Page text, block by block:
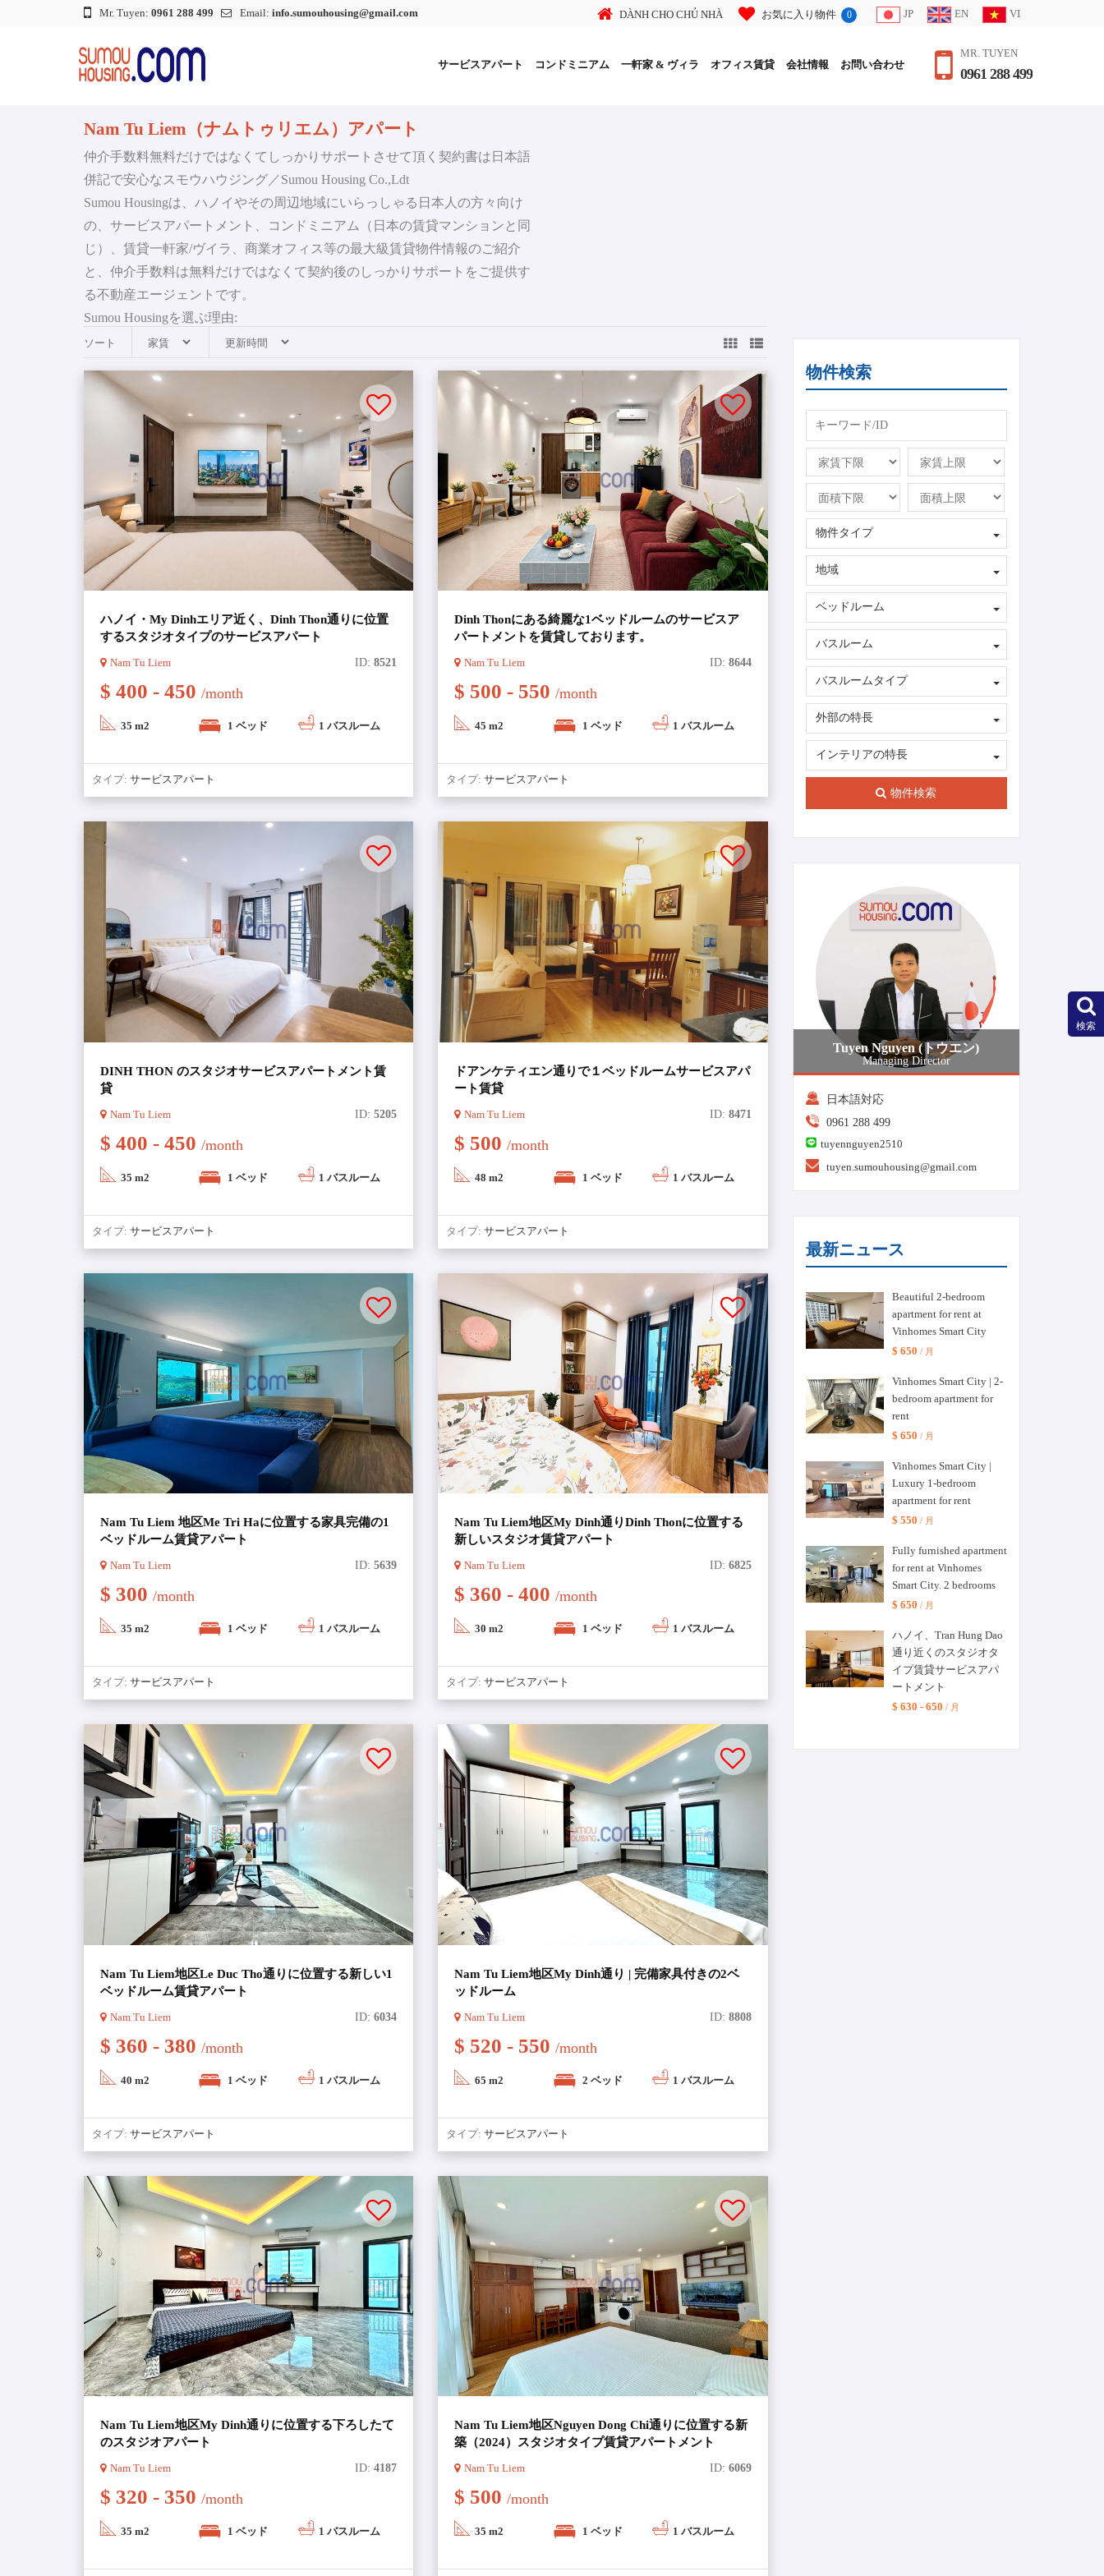
Mr. Tuyen: 0961 288 499 Email: info.sumouhousing@gmail.com DÀNH CHO CHỦ NHÀ お気に入り物件 0 JP EN VI
MR. TUYEN
0961 288 499
サービスアパート コンドミニアム 一軒家 & ヴィラ オフィス賃貸 会社情報 お問い合わせ
Nam Tu Liem（ナムトゥリエム）アパート
仲介手数料無料だけではなくてしっかりサポートさせて頂く契約書は日本語
併記で安心なスモウハウジング／Sumou Housing Co.,Ldt
Sumou Housingは、ハノイやその周辺地域にいらっしゃる日本人の方々向け
の、サービスアパートメント、コンドミニアム（日本の賃貸マンションと同
じ）、賃貸一軒家/ヴイラ、商業オフィス等の最大級賃貸物件情報のご紹介
と、仲介手数料は無料だけではなくて契約後のしっかりサポートをご提供す
る不動産エージェントです。
Sumou Housingを選ぶ理由:
＊ 親身になってサポート致します
善を尽くすことをお約束いたします。エージェントは全員日本語での対応が
可能です。
＊ ご案内から入居･契約更新･退去まで24時間でサポート致します
＊ 私共は、お客様のニーズとご予算に見合った、ハノイとその周辺地域の最
新不動産情報をご用意しております。毎日新しい物件を追加しています。
＊ 長い期間日本に住んでいましたので日本人の考えやご希望はよく分かって
いるエージェントチームです。
＊ 特に契約書の内容は日本人のために日本語版とベトナム語版で安全・安心
✔ 最新の賃貸サービスアパートメント
✔ 最新の賃貸高級アパートメント
✔ 最新のワンルーム賃貸（Studioタイプ）
✔ 最新の賃貸一軒家・ヴィラ
✔ 最新の賃貸オフィス
ソート
ハノイ・My Dinhエリア近く、Dinh Thon通りに位置
するスタジオタイプのサービスアパート
Nam Tu Liem ID:8521
$ 400 - 450 /month
35 m2 1 ベッド 1 バスルーム
タイプ: サービスアパート
Dinh Thonにある綺麗な1ベッドルームのサービスア
パートメントを賃貸しております。
Nam Tu Liem ID: 8644
$ 500 - 550/month
45 m2 1 ベッド 1 バスルーム
タイプ:サービスアパート
DINH THON のスタジオサービスアパートメント賃
貸
Nam Tu Liem ID:5205
$ 400 - 450 /month
35 m2 1 ベッド 1 バスルーム
タイプ: サービスアパート
ドアンケティエン通りで１ベッドルームサービスアパ
ート賃貸
Nam Tu Liem ID: 8471
$ 500/month
48 m2 1 ベッド 1 バスルーム
タイプ:サービスアパート
Nam Tu Liem 地区Me Tri Haに位置する家具完備の1
ベッドルーム賃貸アパート
Nam Tu Liem ID:5639
$ 300 /month
35 m2 1 ベッド 1 バスルーム
タイプ: サービスアパート
Nam Tu Liem地区My Dinh通りDinh Thonに位置する
新しいスタジオ賃貸アパート
Nam Tu Liem ID: 6825
$ 360 - 400/month
30 m2 1 ベッド 1 バスルーム
タイプ:サービスアパート
Nam Tu Liem地区Le Duc Tho通りに位置する新しい1
ベッドルーム賃貸アパート
Nam Tu Liem ID:6034
$ 360 - 380 /month
40 m2 1 ベッド 1 バスルーム
タイプ: サービスアパート
Nam Tu Liem地区My Dinh通り | 完備家具付きの2ベ
ッドルーム
Nam Tu Liem ID: 8808
$ 520 - 550/month
65 m2 2 ベッド 1 バスルーム
タイプ:サービスアパート
Nam Tu Liem地区My Dinh通りに位置する下ろしたて
のスタジオアパート
Nam Tu Liem ID:4187
$ 320 - 350 /month
35 m2 1 ベッド 1 バスルーム
Nam Tu Liem地区Nguyen Dong Chi通りに位置する新
築（2024）スタジオタイプ賃貸アパートメント
Nam Tu Liem ID: 6069
$ 500/month
35 m2 1 ベッド 1 バスルーム
物件検索
物件タイプ
地域
ベッドルーム
バスルーム
バスルームタイプ
外部の特長
インテリアの特長
物件検索
Tuyen Nguyen (トウエン)
Managing Director
日本語対応
0961 288 499
tuyennguyen2510
tuyen.sumouhousing@gmail.com
最新ニュース
Beautiful 2-bedroom
apartment for rent at
Vinhomes Smart City
$ 650 / 月
Vinhomes Smart City | 2-
bedroom apartment for
rent
$ 650 / 月
Vinhomes Smart City |
Luxury 1-bedroom
apartment for rent
$ 550 / 月
Fully furnished apartment
for rent at Vinhomes
Smart City. 2 bedrooms
$ 650 / 月
ハノイ、Tran Hung Dao
通り近くのスタジオタ
イプ賃貸サービスアパ
ートメント
$ 630 - 650 / 月
検索